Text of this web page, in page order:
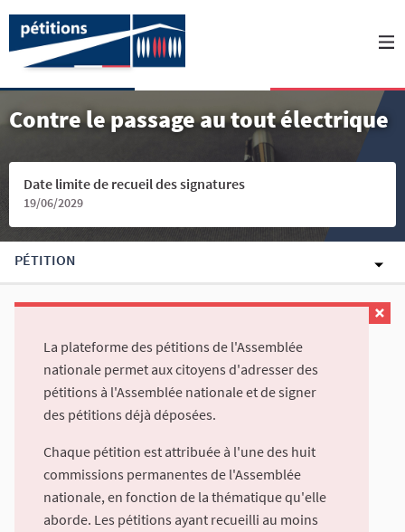
Contre le passage au tout électrique
Date limite de recueil des signatures
19/06/2029
PÉTITION
La plateforme des pétitions de l'Assemblée
nationale permet aux citoyens d'adresser des
pétitions à l'Assemblée nationale et de signer
des pétitions déjà déposées.
Chaque pétition est attribuée à l'une des huit
commissions permanentes de l'Assemblée
nationale, en fonction de la thématique qu'elle
aborde. Les pétitions ayant recueilli au moins